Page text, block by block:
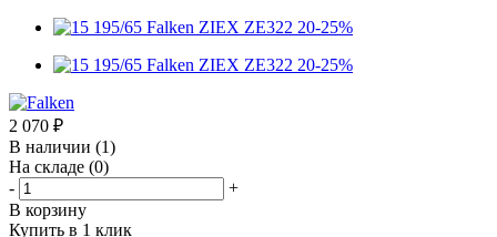
2 070 ₽
В наличии (1)
На складе (0)
-
+
В корзину
Купить в 1 клик